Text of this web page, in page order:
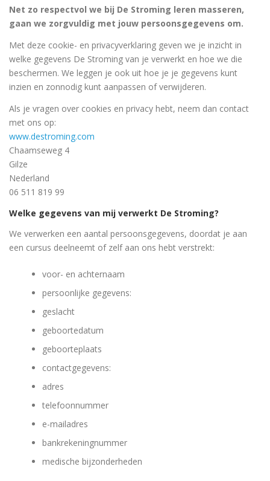
Net zo respectvol we bij De Stroming leren masseren,
gaan we zorgvuldig met jouw persoonsgegevens om.
Met deze cookie- en privacyverklaring geven we je inzicht in
welke gegevens De Stroming van je verwerkt en hoe we die
beschermen. We leggen je ook uit hoe je je gegevens kunt
inzien en zonnodig kunt aanpassen of verwijderen.
Als je vragen over cookies en privacy hebt, neem dan contact
met ons op:
www.destroming.com
Chaamseweg 4
Gilze
Nederland
06 511 819 99
Welke gegevens van mij verwerkt De Stroming?
We verwerken een aantal persoonsgegevens, doordat je aan
een cursus deelneemt of zelf aan ons hebt verstrekt:
voor- en achternaam
persoonlijke gegevens:
geslacht
geboortedatum
geboorteplaats
contactgegevens:
adres
telefoonnummer
e-mailadres
bankrekeningnummer
medische bijzonderheden